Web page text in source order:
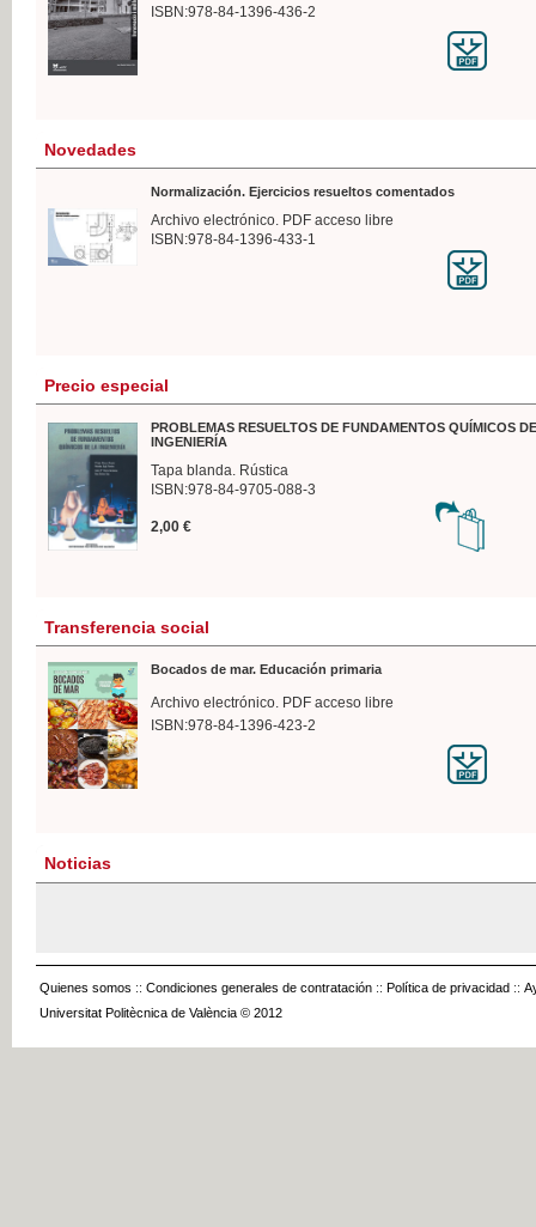
ISBN:978-84-1396-436-2
Novedades
Normalización. Ejercicios resueltos comentados
Archivo electrónico. PDF acceso libre
ISBN:978-84-1396-433-1
Precio especial
PROBLEMAS RESUELTOS DE FUNDAMENTOS QUÍMICOS
INGENIERÍA
Tapa blanda. Rústica
ISBN:978-84-9705-088-3
2,00 €
Transferencia social
Bocados de mar. Educación primaria
Archivo electrónico. PDF acceso libre
ISBN:978-84-1396-423-2
Noticias
Quienes somos :: Condiciones generales de contratación :: Política de privacidad ::
Universitat Politècnica de València © 2012